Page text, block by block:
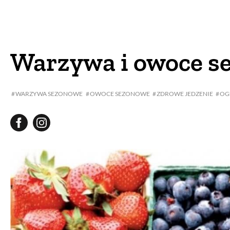
Warzywa i owoce
WARZYWA SEZONOWE OWOCE SEZONOWE ZDROWE JEDZENIE
PROJEKTOWANIE
ZWYCZAJE
DANIA